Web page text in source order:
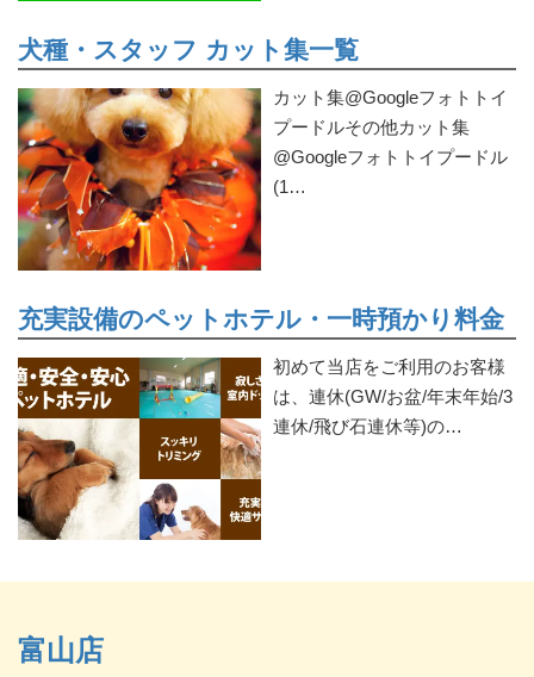
犬種・スタッフ カット集一覧
カット集@Googleフォトトイ
プードルその他カット集
@Googleフォトトイプードル
(1…
充実設備のペットホテル・一時預かり料金
初めて当店をご利用のお客様
は、連休(GW/お盆/年末年始/3
連休/飛び石連休等)の…
富山店